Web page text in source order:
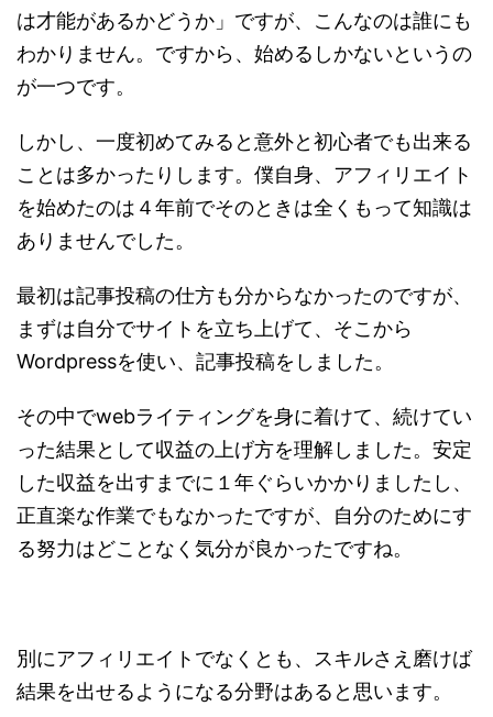
は才能があるかどうか」ですが、こんなのは誰にも
わかりません。ですから、始めるしかないというの
が一つです。
しかし、一度初めてみると意外と初心者でも出来る
ことは多かったりします。僕自身、アフィリエイト
を始めたのは４年前でそのときは全くもって知識は
ありませんでした。
最初は記事投稿の仕方も分からなかったのですが、
まずは自分でサイトを立ち上げて、そこから
Wordpressを使い、記事投稿をしました。
その中でwebライティングを身に着けて、続けてい
った結果として収益の上げ方を理解しました。安定
した収益を出すまでに１年ぐらいかかりましたし、
正直楽な作業でもなかったですが、自分のためにす
る努力はどことなく気分が良かったですね。
別にアフィリエイトでなくとも、スキルさえ磨けば
結果を出せるようになる分野はあると思います。